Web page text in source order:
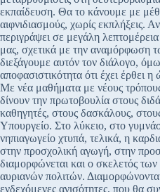
εκπαίδευση. Θα το κάνουμε με
αιφνιδιασμούς, χωρίς εκπλήξεις.
περιγράψει σε μεγάλη λεπτομέρεια
μας, σχετικά με την αναμόρφωση
διεξάγουμε αυτόν τον διάλογο,
αποφασιστικότητα ότι έχει έρθει
Με νέα μαθήματα με νέους
δίνουν την πρωτοβουλία στους
καθηγητές, στους δασκάλους,
Υπουργείο. Στο λύκειο, στο
νηπιαγωγείο χτυπά, τελικά, η
στην προσχολική αγωγή, στην
διαμορφώνεται και ο σκελετός
αυριανών πολιτών.
ενδεχόμενες ανισότητες, που θα